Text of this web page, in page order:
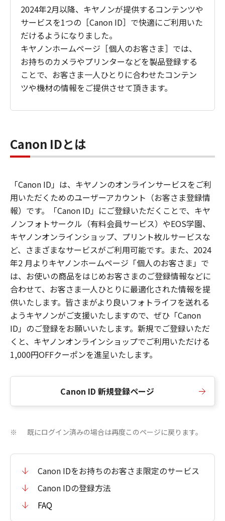
2024年2月以降、キヤノンが提供するコンテンツや
サービスを1つの［Canon ID］で快適にご利用いた
だけるようになりました。
キヤノンホームページ［個人のお客さま］では、
お持ちのカメラやプリンターなどを製品登録する
ことで、お客さま一人ひとりに合わせたコンテン
ツや機材の情報をご提供させて頂きます。
Canon IDとは
「Canon ID」は、キヤノンのオンラインサービスをご利
用いただくためのユーザーアカウント（お客さま登録情
報）です。「Canon ID」にご登録いただくことで、キヤ
ノンフォトサークル（有料会員サービス）やEOS学園、
キヤノンオンラインショップ、プリント枚ルサービスな
ど、さまざまなサービスがご利用可能です。また、2024
年2 月よりキヤノンホームページ「個人のお客さま」で
は、お使いの商品をはじめお客さまのご登録情報などに
合わせて、お客さま一人ひとりに最適化された情報を提
供いたします。皆さまがより良いフォトライフを送れる
ようキヤノンがご支援いたしますので、ぜひ「Canon
ID」のご登録をお願いいたします。新規でご登録いただ
くと、キヤノンオンラインショップでご利用いただける
1,000円OFFクーポンを進呈いたします。
Canon ID 新規登録ページ
※ 既にログイン済みの場合は再度このページに戻ります。
Canon IDをお持ちのお客さま限定のサービス
Canon IDの登録方法
FAQ